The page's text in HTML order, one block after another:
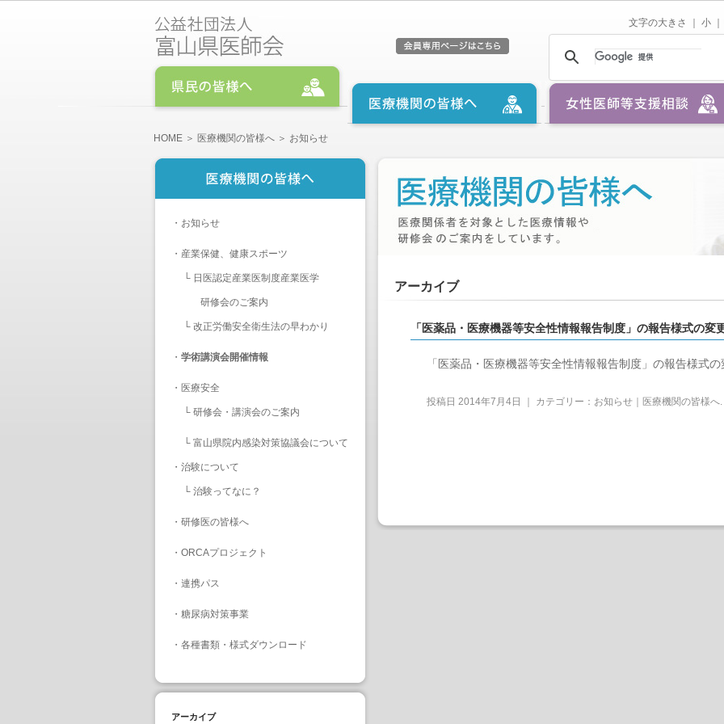
文字の大きさ ｜ 小
HOME ＞ 医療機関の皆様へ ＞ お知らせ
・ お知らせ
・ 産業保健、健康スポーツ
└ 日医認定産業医制度産業医学
研修会のご案内
└ 改正労働安全衛生法の早わかり
・ 学術講演会開催情報
・ 医療安全
└ 研修会・講演会のご案内
└ 富山県院内感染対策協議会について
・ 治験について
└ 治験ってなに？
・ 研修医の皆様へ
・ ORCAプロジェクト
・ 連携パス
・ 糖尿病対策事業
・ 各種書類・様式ダウンロード
アーカイブ
アーカイブ
「医薬品・医療機器等安全性情報報告制度」の報告様式の変
「医薬品・医療機器等安全性情報報告制度」の報告様式
投稿日 2014年7月4日 ｜ カテゴリー： お知らせ｜医療機関の皆様へ.